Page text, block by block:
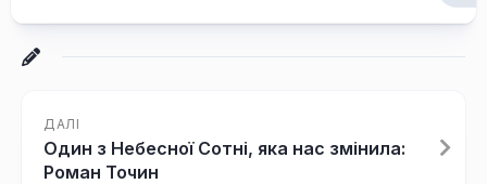
ДАЛІ
Один з Небесної Сотні, яка нас змінила:
Роман Точин